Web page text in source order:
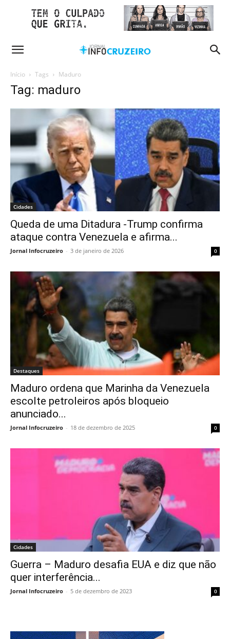
Início Tags Maduro
Tag: maduro
Cidades
Queda de uma Ditadura -Trump confirma
ataque contra Venezuela e afirma...
Jornal Infocruzeiro - 3 de janeiro de 2026 0
Destaques
Maduro ordena que Marinha da Venezuela
escolte petroleiros após bloqueio
anunciado...
Jornal Infocruzeiro - 18 de dezembro de 2025 0
Cidades
Guerra – Maduro desafia EUA e diz que não
quer interferência...
Jornal Infocruzeiro - 5 de dezembro de 2023 0